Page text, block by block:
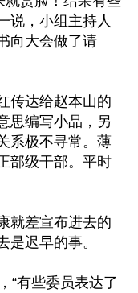
说，小组主持人
向大会做了请
传达给赵本山的
思编写小品，另
系极不寻常。薄
部级干部。平时
就差宣布进去的
是迟早的事。
“有些委员表达了